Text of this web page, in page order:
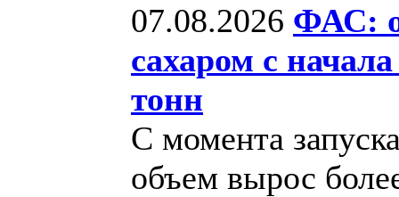
07.08.2026 ФАС:
сахаром с
тонн
С момента
объем вырос